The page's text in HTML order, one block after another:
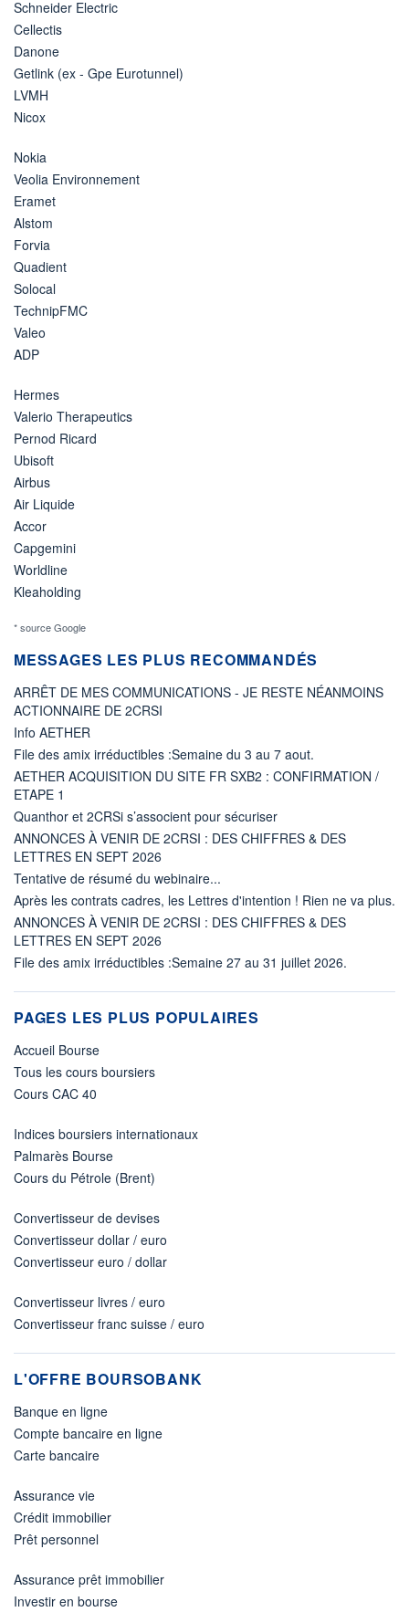
Schneider Electric
Cellectis
Danone
Getlink (ex - Gpe Eurotunnel)
LVMH
Nicox
Nokia
Veolia Environnement
Eramet
Alstom
Forvia
Quadient
Solocal
TechnipFMC
Valeo
ADP
Hermes
Valerio Therapeutics
Pernod Ricard
Ubisoft
Airbus
Air Liquide
Accor
Capgemini
Worldline
Kleaholding
* source Google
MESSAGES LES PLUS RECOMMANDÉS
ARRÊT DE MES COMMUNICATIONS - JE RESTE NÉANMOINS
ACTIONNAIRE DE 2CRSI
Info AETHER
File des amix irréductibles :Semaine du 3 au 7 aout.
AETHER ACQUISITION DU SITE FR SXB2 : CONFIRMATION /
ETAPE 1
Quanthor et 2CRSi s’associent pour sécuriser
ANNONCES À VENIR DE 2CRSI : DES CHIFFRES & DES
LETTRES EN SEPT 2026
Tentative de résumé du webinaire...
Après les contrats cadres, les Lettres d'intention ! Rien ne va plus.
ANNONCES À VENIR DE 2CRSI : DES CHIFFRES & DES
LETTRES EN SEPT 2026
File des amix irréductibles :Semaine 27 au 31 juillet 2026.
PAGES LES PLUS POPULAIRES
Accueil Bourse
Tous les cours boursiers
Cours CAC 40
Indices boursiers internationaux
Palmarès Bourse
Cours du Pétrole (Brent)
Convertisseur de devises
Convertisseur dollar / euro
Convertisseur euro / dollar
Convertisseur livres / euro
Convertisseur franc suisse / euro
L'OFFRE BOURSOBANK
Banque en ligne
Compte bancaire en ligne
Carte bancaire
Assurance vie
Crédit immobilier
Prêt personnel
Assurance prêt immobilier
Investir en bourse